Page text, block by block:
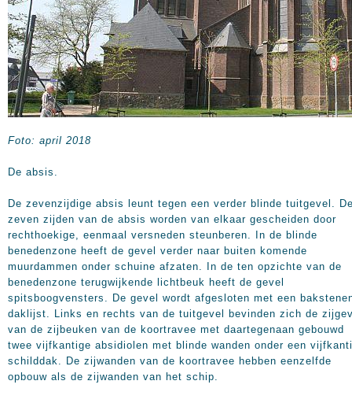
Foto: april 2018
De absis.
De zevenzijdige absis leunt tegen een verder blinde tuitgevel.
zeven zijden van de absis worden van elkaar gescheiden door
rechthoekige, eenmaal versneden steunberen. In de blinde
benedenzone heeft de gevel verder naar buiten komende
muurdammen onder schuine afzaten. In de ten opzichte van de
benedenzone terugwijkende lichtbeuk heeft de gevel
spitsboogvensters. De gevel wordt afgesloten met een
daklijst. Links en rechts van de tuitgevel bevinden zich de
van de zijbeuken van de koortravee met daartegenaan gebouwd
twee vijfkantige absidiolen met blinde wanden onder een
schilddak. De zijwanden van de koortravee hebben eenzelfde
opbouw als de zijwanden van het schip.